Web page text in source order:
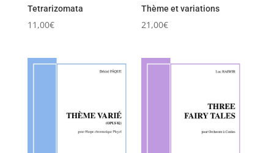
Tetrarizomata
11,00€
Thème et variations
21,00€